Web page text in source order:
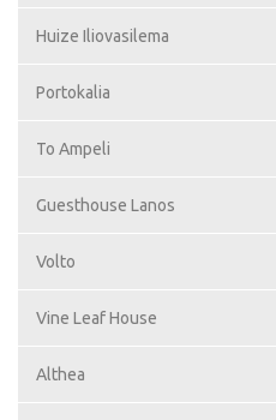
Huize Iliovasilema
Portokalia
To Ampeli
Guesthouse Lanos
Volto
Vine Leaf House
Althea